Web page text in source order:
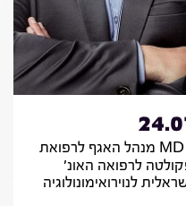
אורח: פרופ' תמיר בן חור, MD PhD מנהל האגף לרפואת
לרפואה האונ'
לנוירואימונולוגיה